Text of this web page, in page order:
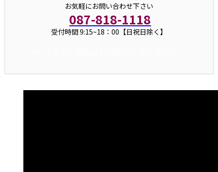
お気軽にお問い合わせ下さい
087-818-1118
受付時間 9:15~18：00【日祝日除く】